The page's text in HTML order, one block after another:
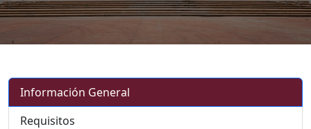
Información General
Requisitos